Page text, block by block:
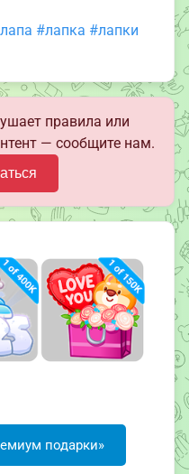
#лапка #лапки
правила или
— сообщите нам.
подарки»